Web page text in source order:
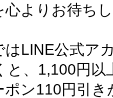
心よりお待ち
はLINE公式ア
と、1,100円以
ポン110円引